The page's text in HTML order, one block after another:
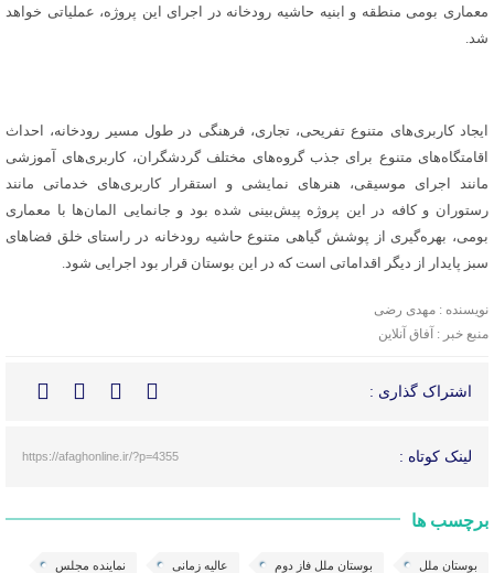
معماری بومی منطقه و ابنیه حاشیه رودخانه در اجرای این پروژه، عملیاتی خواهد
شد.
ایجاد کاربری‌های متنوع تفریحی، تجاری، فرهنگی در طول مسیر رودخانه، احداث
اقامتگاه‌های متنوع برای جذب گروه‌های مختلف گردشگران، کاربری‌های آموزشی
مانند اجرای موسیقی، هنرهای نمایشی و استقرار کاربری‌های خدماتی مانند
رستوران و کافه در این پروژه پیش‌بینی شده بود و جانمایی المان‌ها با معماری
بومی، بهره‌گیری از پوشش گیاهی متنوع حاشیه رودخانه در راستای خلق فضاهای
سبز پایدار از دیگر اقداماتی است که در این بوستان قرار بود اجرایی شود.
نویسنده : مهدی رضی
منبع خبر : آفاق آنلاین
اشتراک گذاری :
لینک کوتاه : https://afaghonline.ir/?p=4355
برچسب ها
بوستان ملل بوستان ملل فاز دوم عالیه زمانی نماینده مجلس